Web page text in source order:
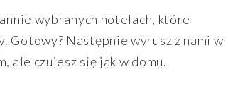
wybranych hotelach, które
Gotowy? Następnie wyrusz z nami w
ale czujesz się jak w domu.